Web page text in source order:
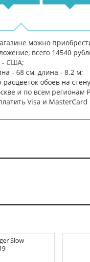
можно
всего 14540
- США;
- 68 см, длина - 8.2 м;
обоев на
и по всем регионам
Visa и
Slow